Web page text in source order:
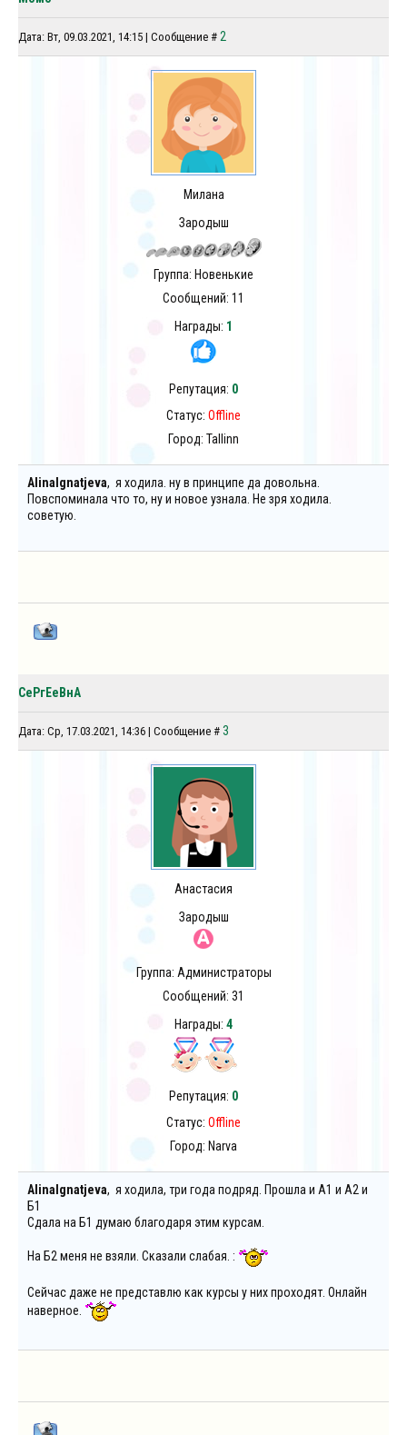
Дата: Вт, 09.03.2021, 14:15 | Сообщение # 2
Милана
Зародыш
Группа: Новенькие
Сообщений: 11
Награды: 1
Репутация: 0
Статус: Offline
Город: Tallinn
AlinaIgnatjeva, я ходила. ну в принципе да довольна.
Повспоминала что то, ну и новое узнала. Не зря ходила.
советую.
СеРгЕеВнА
Дата: Ср, 17.03.2021, 14:36 | Сообщение # 3
Анастасия
Зародыш
Группа: Администраторы
Сообщений: 31
Награды: 4
Репутация: 0
Статус: Offline
Город: Narva
AlinaIgnatjeva, я ходила, три года подряд. Прошла и А1 и А2 и
Б1
Сдала на Б1 думаю благодаря этим курсам.
На Б2 меня не взяли. Сказали слабая. :
Сейчас даже не представлю как курсы у них проходят. Онлайн
наверное.